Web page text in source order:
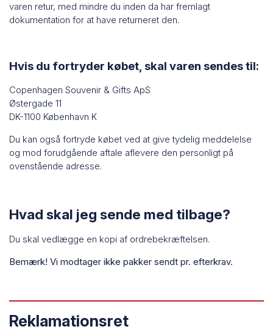
varen retur, med mindre du inden da har fremlagt
dokumentation for at have returneret den.
Hvis du fortryder købet, skal varen sendes til:
Copenhagen Souvenir & Gifts ApS
Østergade 11
DK-1100 København K
Du kan også fortryde købet ved at give tydelig meddelelse
og mod forudgående aftale aflevere den personligt på
ovenstående adresse.
Hvad skal jeg sende med tilbage?
Du skal vedlægge en kopi af ordrebekræftelsen.
Bemærk! Vi modtager ikke pakker sendt pr. efterkrav.
Reklamationsret